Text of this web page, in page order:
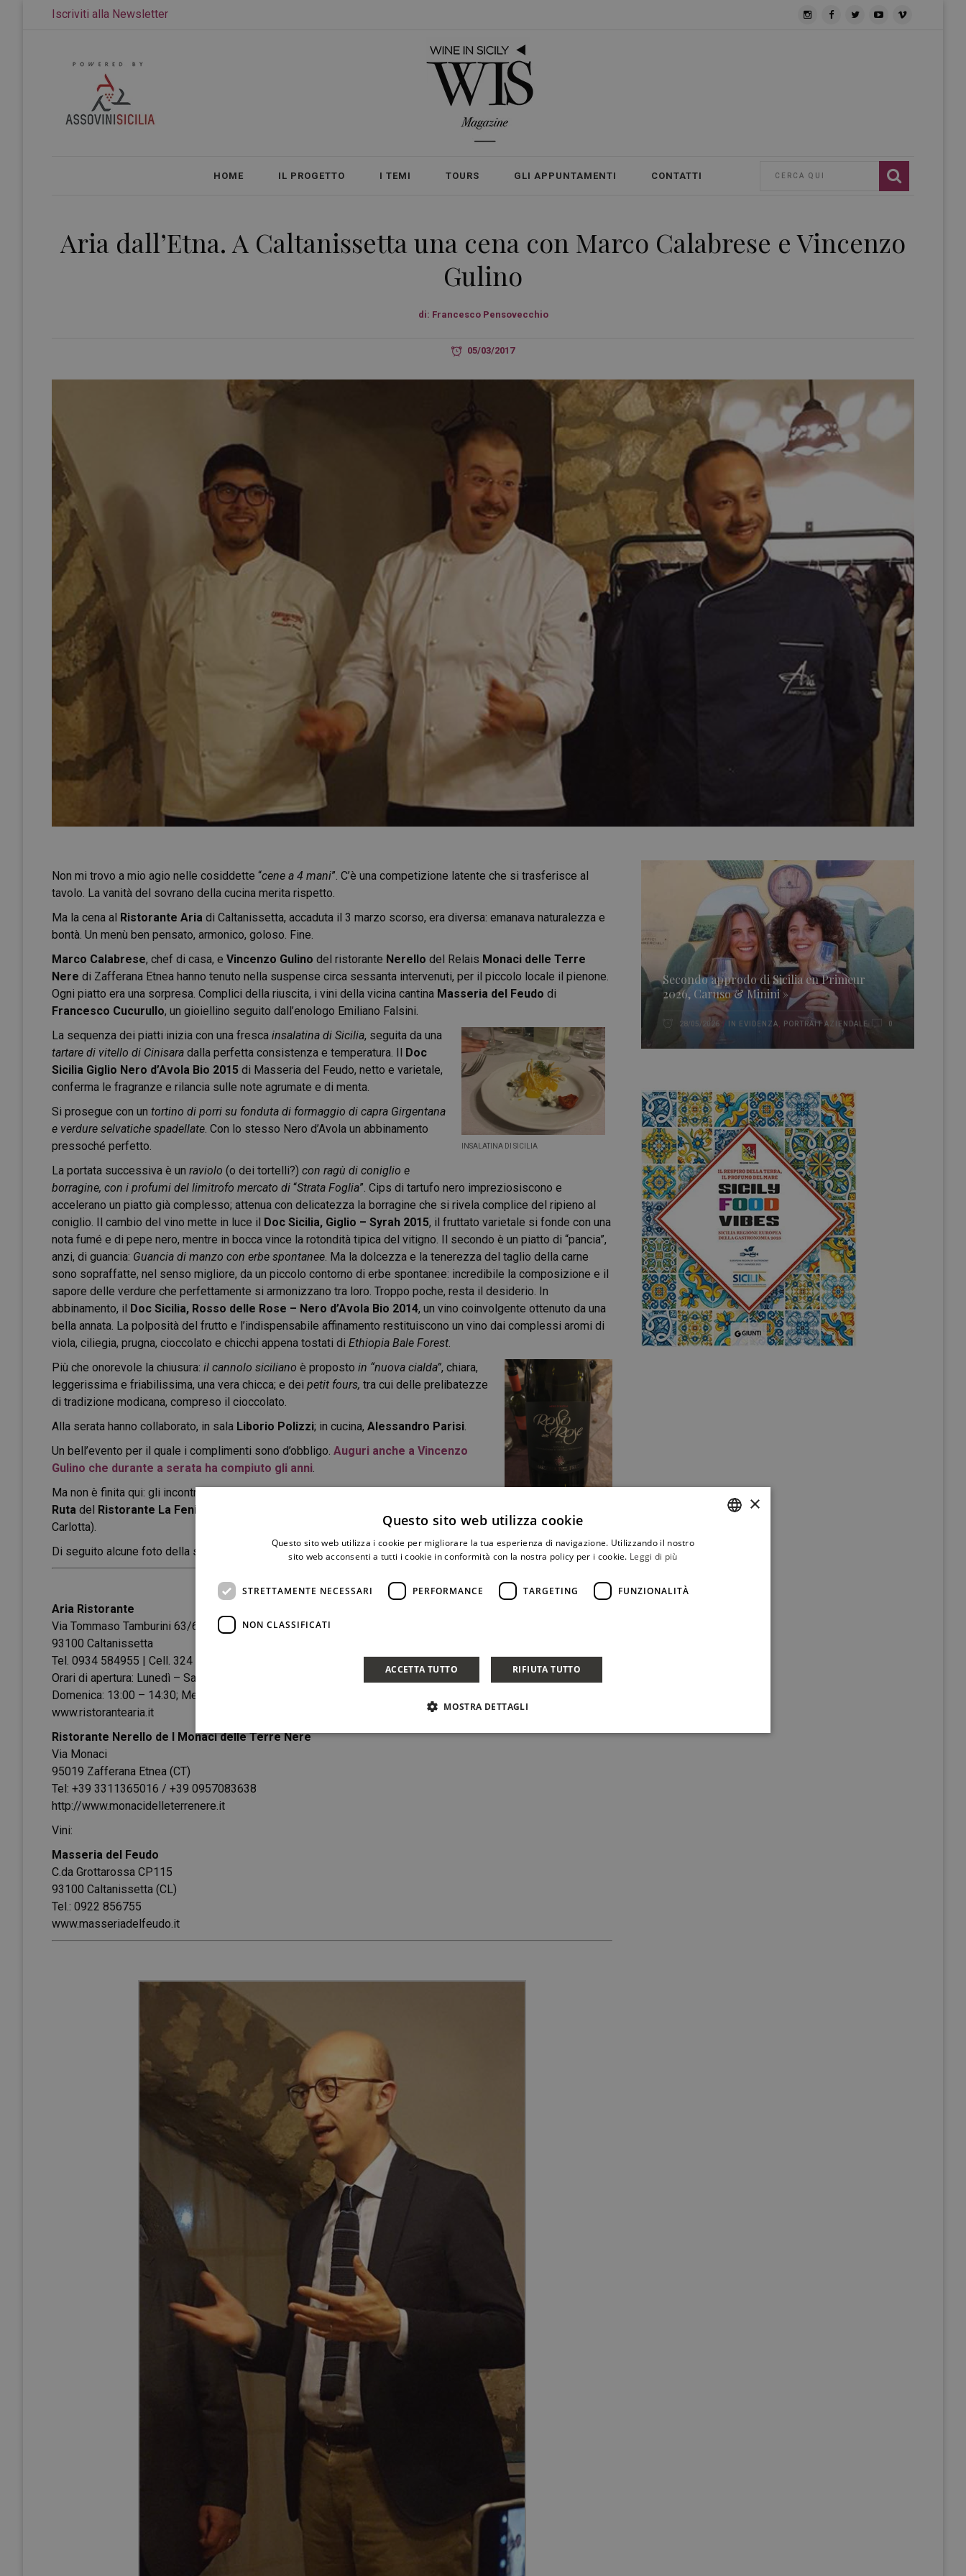
Iscriviti alla Newsletter
HOME IL PROGETTO I TEMI TOURS GLI APPUNTAMENTI CONTATTI
Aria dall’Etna. A Caltanissetta una cena con Marco Calabrese e Vincenzo
Gulino
di: Francesco Pensovecchio
05/03/2017
Non mi trovo a mio agio nelle cosiddette “cene a 4 mani”. C’è una competizione latente che si trasferisce al
tavolo. La vanità del sovrano della cucina merita rispetto.
Ma la cena al Ristorante Aria di Caltanissetta, accaduta il 3 marzo scorso, era diversa: emanava naturalezza e
bontà. Un menù ben pensato, armonico, goloso. Fine.
Marco Calabrese, chef di casa, e Vincenzo Gulino del ristorante Nerello del Relais Monaci delle Terre
Nere di Zafferana Etnea hanno tenuto nella suspense circa sessanta intervenuti, per il piccolo locale il pienone.
Ogni piatto era una sorpresa. Complici della riuscita, i vini della vicina cantina Masseria del Feudo di
Francesco Cucurullo, un gioiellino seguito dall’enologo Emiliano Falsini.
INSALATINA DI SICILIA
La sequenza dei piatti inizia con una fresca insalatina di Sicilia, seguita da una
tartare di vitello di Cinisara dalla perfetta consistenza e temperatura. Il Doc
Sicilia Giglio Nero d’Avola Bio 2015 di Masseria del Feudo, netto e varietale,
conferma le fragranze e rilancia sulle note agrumate e di menta.
Si prosegue con un tortino di porri su fonduta di formaggio di capra Girgentana
e verdure selvatiche spadellate. Con lo stesso Nero d’Avola un abbinamento
pressoché perfetto.
La portata successiva è un raviolo (o dei tortelli?) con ragù di coniglio e
borragine, con i profumi del limitrofo mercato di “Strata Foglia”. Cips di tartufo nero impreziosiscono e
accelerano un piatto già complesso; attenua con delicatezza la borragine che si rivela complice del ripieno al
coniglio. Il cambio del vino mette in luce il Doc Sicilia, Giglio – Syrah 2015, il fruttato varietale si fonde con una
nota fumé e di pepe nero, mentre in bocca vince la rotondità tipica del vitigno. Il secondo è un piatto di “pancia”,
anzi, di guancia: Guancia di manzo con erbe spontanee. Ma la dolcezza e la tenerezza del taglio della carne
sono sopraffatte, nel senso migliore, da un piccolo contorno di erbe spontanee: incredibile la composizione e il
sapore delle verdure che perfettamente si armonizzano tra loro. Troppo poche, resta il desiderio. In
abbinamento, il Doc Sicilia, Rosso delle Rose – Nero d’Avola Bio 2014, un vino coinvolgente ottenuto da una
bella annata. La polposità del frutto e l’indispensabile affinamento restituiscono un vino dai complessi aromi di
viola, ciliegia, prugna, cioccolato e chicchi appena tostati di Ethiopia Bale Forest.
Più che onorevole la chiusura: il cannolo siciliano è proposto in “nuova cialda”, chiara,
leggerissima e friabilissima, una vera chicca; e dei petit fours, tra cui delle prelibatezze
di tradizione modicana, compreso il cioccolato.
Alla serata hanno collaborato, in sala Liborio Polizzi; in cucina, Alessandro Parisi.
Un bell’evento per il quale i complimenti sono d’obbligo. Auguri anche a Vincenzo
Gulino che durante a serata ha compiuto gli anni.
Ma non è finita qui: gli incontri proseguono. Il prossimo è il
Ruta del Ristorante La Fenice
Carlotta).
Di seguito alcune foto della serata.
Aria Ristorante
Via Tommaso Tamburini 63/65
93100 Caltanissetta
Tel. 0934 584955 | Cell. 324 8624209
Orari di apertura: Lunedì – Sabato: 20:00 – 22:30
Domenica: 13:00 – 14:30; Mercoledì: Chiuso
www.ristorantearia.it
Ristorante Nerello de I Monaci delle Terre Nere
Via Monaci
95019 Zafferana Etnea (CT)
Tel: +39 3311365016 / +39 0957083638
http://www.monacidelleterrenere.it
Vini:
Masseria del Feudo
C.da Grottarossa CP115
93100 Caltanissetta (CL)
Tel.: 0922 856755
www.masseriadelfeudo.it
Secondo approdo di Sicilia en Primeur
2026, Caruso & Minini »
28/05/2026 IN EVIDENZA PORTRAIT AZIENDALE 0
×
Questo sito web utilizza cookie
Questo sito web utilizza i cookie per migliorare la tua esperienza di navigazione. Utilizzando il nostro
sito web acconsenti a tutti i cookie in conformità con la nostra policy per i cookie. Leggi di più
STRETTAMENTE NECESSARI PERFORMANCE TARGETING FUNZIONALITÀ
NON CLASSIFICATI
ACCETTA TUTTO RIFIUTA TUTTO
MOSTRA DETTAGLI